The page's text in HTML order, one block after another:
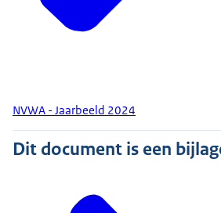
NVWA - Jaarbeeld 2024
Dit document is een